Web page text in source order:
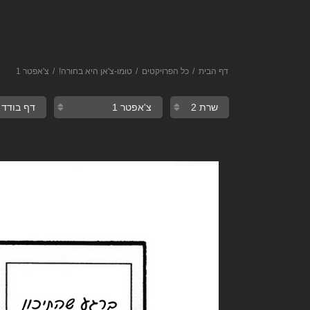
דף הבית כל הפרויקטים טומו-צ'אן היא בחורה! צ'אפטר 1